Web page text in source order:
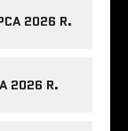
2026 R.
2026 R.